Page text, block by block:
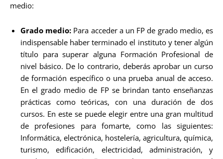
medio:
Grado medio: Para acceder a un FP de grado medio, es
indispensable haber terminado el instituto y tener algún
título para superar alguna Formación Profesional de
nivel básico. De lo contrario, deberás aprobar un curso
de formación específico o una prueba anual de acceso.
En el grado medio de FP se brindan tanto enseñanzas
prácticas como teóricas, con una duración de dos
cursos. En este se puede elegir entre una gran multitud
de profesiones para fomarte, como las siguientes:
Informática, electrónica, hostelería, agricultura, química,
turismo, edificación, electricidad, administración, y